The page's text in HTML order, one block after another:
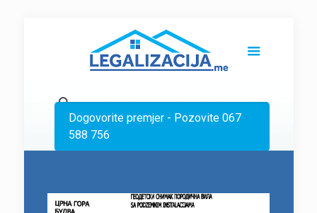
Dogovorite premjer - Pozovite 067
588 756